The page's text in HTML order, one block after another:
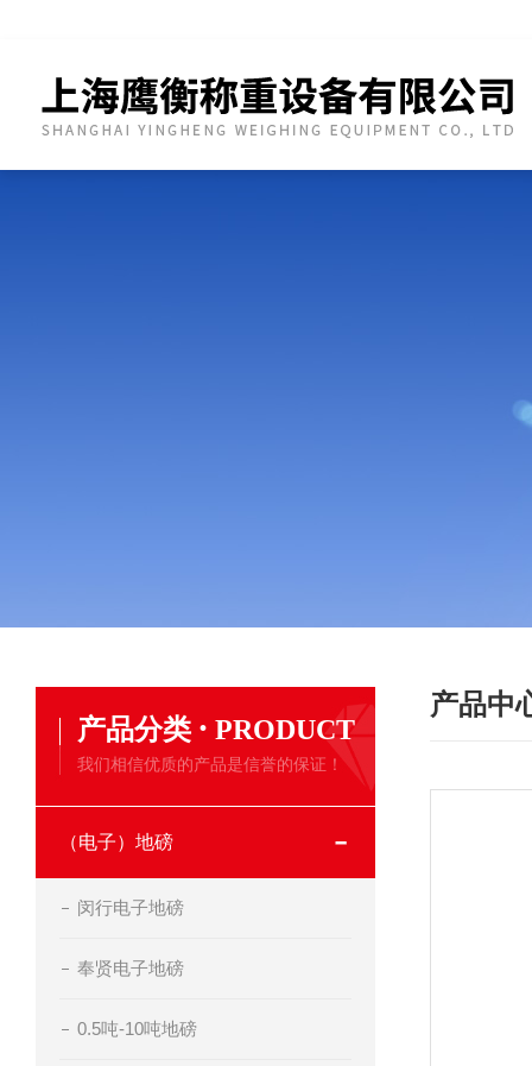
产品分类 · PRODUCT
我们相信优质的产品是信誉的保证！
（电子）地磅
闵行电子地磅
奉贤电子地磅
0.5吨-10吨地磅
产品中